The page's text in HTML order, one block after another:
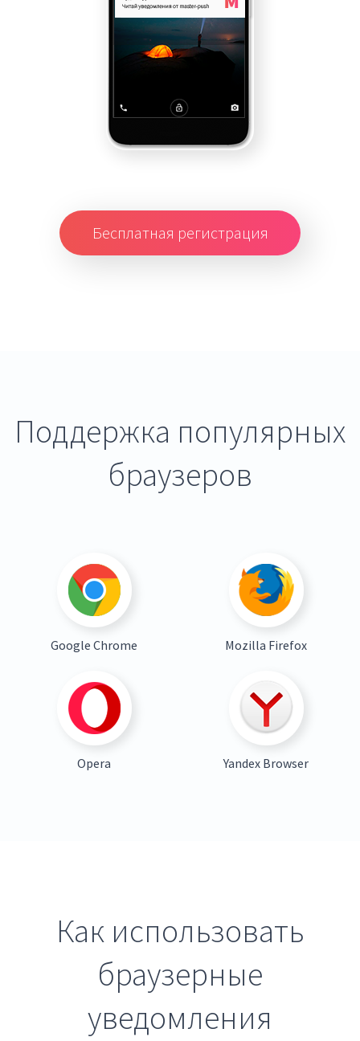
Бесплатная регистрация
Поддержка популярных
браузеров
Google Chrome Mozilla Firefox
Opera Yandex Browser
Как использовать
браузерные
уведомления